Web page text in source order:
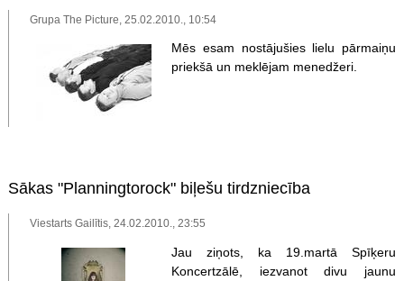
Grupa The Picture, 25.02.2010., 10:54
Mēs esam nostājušies lielu pārmaiņu
priekšā un meklējam menedžeri.
Sākas "Planningtorock" biļešu tirdzniecība
Viestarts Gailītis, 24.02.2010., 23:55
Jau ziņots, ka 19.martā Spīķeru
Koncertzālē, iezvanot divu jaunu